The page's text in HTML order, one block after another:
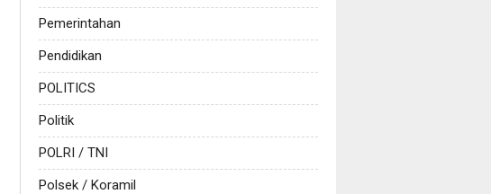
Pemerintahan
Pendidikan
POLITICS
Politik
POLRI / TNI
Polsek / Koramil